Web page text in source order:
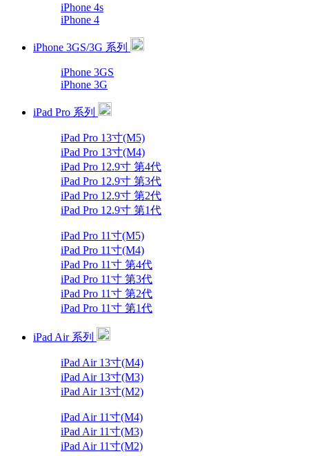
iPhone 4s
iPhone 4
iPhone 3GS/3G 系列
iPhone 3GS
iPhone 3G
iPad Pro 系列
iPad Pro 13寸(M5)
iPad Pro 13寸(M4)
iPad Pro 12.9寸 第4代
iPad Pro 12.9寸 第3代
iPad Pro 12.9寸 第2代
iPad Pro 12.9寸 第1代
iPad Pro 11寸(M5)
iPad Pro 11寸(M4)
iPad Pro 11寸 第4代
iPad Pro 11寸 第3代
iPad Pro 11寸 第2代
iPad Pro 11寸 第1代
iPad Air 系列
iPad Air 13寸(M4)
iPad Air 13寸(M3)
iPad Air 13寸(M2)
iPad Air 11寸(M4)
iPad Air 11寸(M3)
iPad Air 11寸(M2)